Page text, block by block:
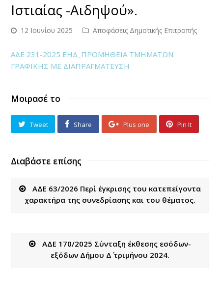
Ιστιαίας -Αιδηψού».
12 Ιουνίου 2025 Αποφάσεις Δημοτικής Επιτροπής
ΑΔΕ 231-2025 ΕΗΔ_ΠΡΟΜΗΘΕΙΑ ΤΜΗΜΑΤΩΝ
ΓΡΑΦΙΚΗΣ ΜΕ ΔΙΑΠΡΑΓΜΑΤΕΥΣΗ
Μοιρασέ το
Tweet Share Plus one Pin It
Διαβάστε επίσης
ΑΔΕ 63/2026 Περί έγκρισης του κατεπείγοντα
χαρακτήρα της συνεδρίασης και του θέματος.
ΑΔΕ 170/2025 Σύνταξη έκθεσης εσόδων-
εξόδων Δήμου Δ΄ τριμήνου 2024.